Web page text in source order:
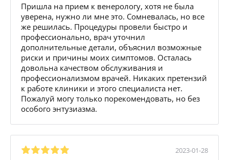
Пришла на прием к венерологу, хотя не была
уверена, нужно ли мне это. Сомневалась, но все
же решилась. Процедуры провели быстро и
профессионально, врач уточнил
дополнительные детали, объяснил возможные
риски и причины моих симптомов. Осталась
довольна качеством обслуживания и
профессионализмом врачей. Никаких претензий
к работе клиники и этого специалиста нет.
Пожалуй могу только порекомендовать, но без
особого энтузиазма.
2023-01-28